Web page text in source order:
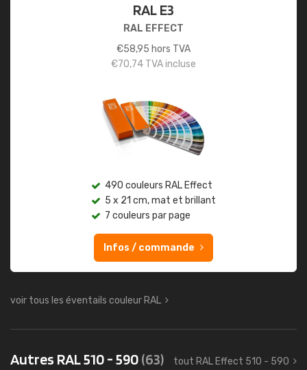
RAL E3
RAL EFFECT
€58,95 hors TVA
€70,74 TVA incluse
490 couleurs RAL Effect
5 x 21 cm, mat et brillant
7 couleurs par page
Infos / commande
voir tous les éventails couleur RAL
Autres RAL 510 - 590(63) tout RAL Effect 510 - 590